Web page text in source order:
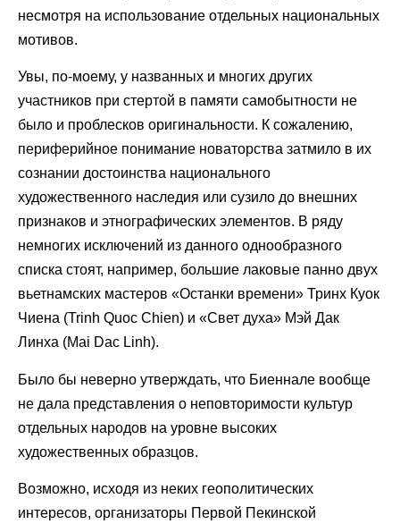
несмотря на использование отдельных национальных
мотивов.
Увы, по-моему, у названных и многих других
участников при стертой в памяти самобытности не
было и проблесков оригинальности. К сожалению,
периферийное понимание новаторства затмило в их
сознании достоинства национального
художественного наследия или сузило до внешних
признаков и этнографических элементов. В ряду
немногих исключений из данного однообразного
списка стоят, например, большие лаковые панно двух
вьетнамских мастеров «Останки времени» Тринх Куок
Чиена (Trinh Quoc Chien) и «Свет духа» Мэй Дак
Линха (Mai Dac Linh).
Было бы неверно утверждать, что Биеннале вообще
не дала представления о неповторимости культур
отдельных народов на уровне высоких
художественных образцов.
Возможно, исходя из неких геополитических
интересов, организаторы Первой Пекинской